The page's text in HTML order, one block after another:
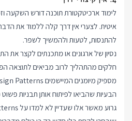
לימוד ארכיטקטורת תוכנה דורש השקעה
איטית. לצערי אין דרך קלה ללמוד את
להתנסות, לטעות ולהמשיך לשפר.
נסיון של ארגונים או מתכנתים לקצר את
חלקים מהתהליך לרוב מביאים לתוצאה
הבעיות שהביאו לפיתוח אותן תבניות פשוט